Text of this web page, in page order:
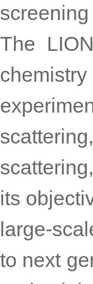
The
its
large-
to next